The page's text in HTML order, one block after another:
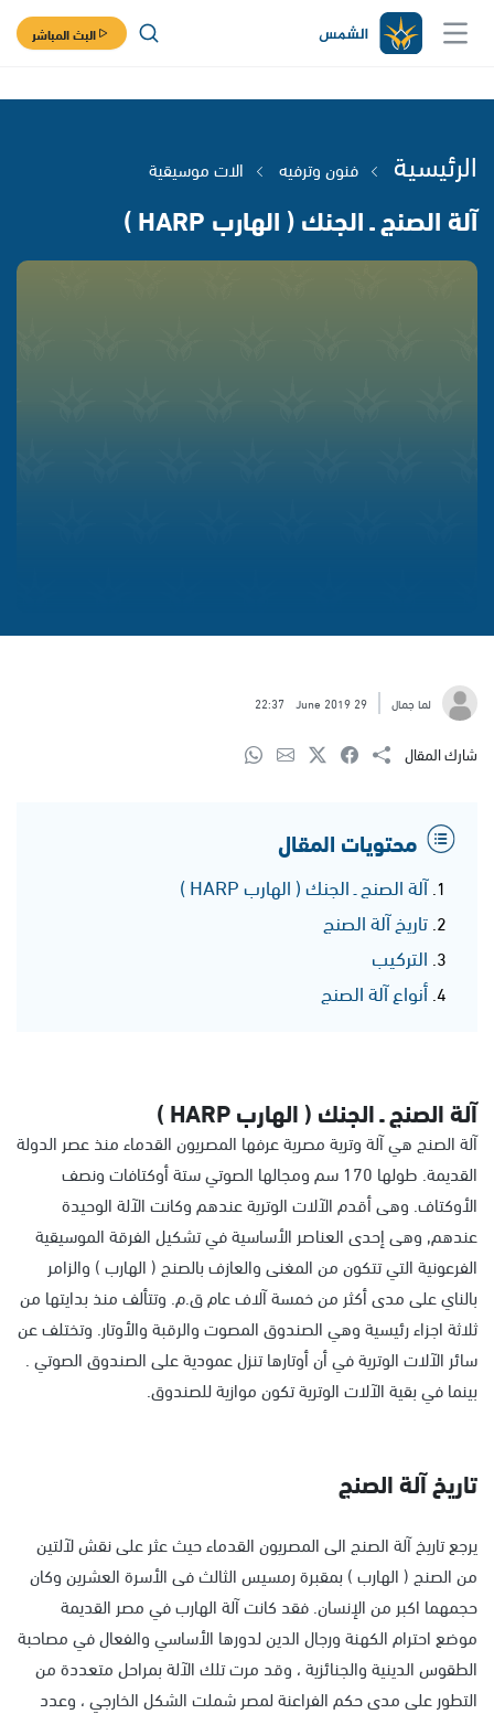
البث المباشر
الرئيسية فنون وترفيه الات موسيقية
آلة الصنج ـ الجنك ( الهارب HARP )
لما جمال 29 June 2019
22:37
شارك المقال
محتويات المقال
آلة الصنج ـ الجنك ( الهارب HARP )
تاريخ آلة الصنج
التركيب
أنواع آلة الصنج
آلة الصنج ـ الجنك ( الهارب HARP )
آلة الصنج هي آلة وترية مصرية عرفها المصريون القدماء منذ عصر الدولة
القديمة. طولها 170 سم ومجالها الصوتي ستة أوكتافات ونصف
الأوكتاف. وهى أقدم الآلات الوترية عندهم وكانت الآلة الوحيدة
عندهم, وهى إحدى العناصر الأساسية في تشكيل الفرقة الموسيقية
الفرعونية التي تتكون من المغنى والعازف بالصنج ( الهارب ) والزامر
بالناي على مدى أكثر من خمسة آلاف عام ق.م. وتتألف منذ بدايتها من
ثلاثة اجزاء رئيسية وهي الصندوق المصوت والرقبة والأوتار. وتختلف عن
سائر الآلات الوترية في أن أوتارها تنزل عمودية على الصندوق الصوتي .
بينما في بقية الآلات الوترية تكون موازية للصندوق.
تاريخ آلة الصنج
يرجع تاريخ آلة الصنج الى المصريون القدماء حيث عثر على نقش لآلتين
من الصنج ( الهارب ) بمقبرة رمسيس الثالث فى الأسرة العشرين وكان
حجمهما اكبر من الإنسان. فقد كانت آلة الهارب في مصر القديمة
موضع احترام الكهنة ورجال الدين لدورها الأساسي والفعال في مصاحبة
الطقوس الدينية والجنائزية ، وقد مرت تلك الآلة بمراحل متعددة من
التطور على مدى حكم الفراعنة لمصر شملت الشكل الخارجي ، وعدد